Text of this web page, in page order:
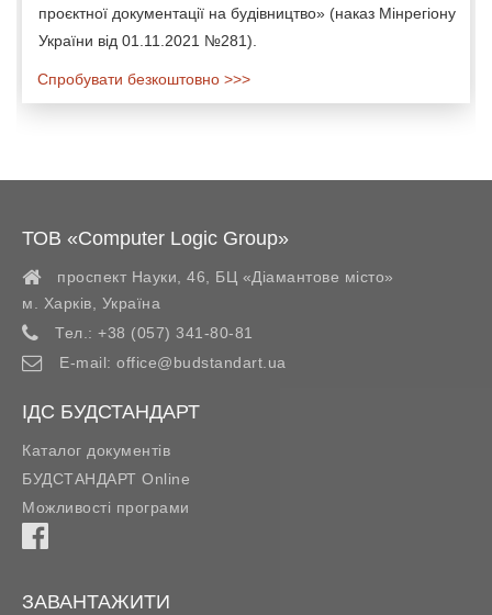
проєктної документації на будівництво» (наказ Мінрегіону
України від 01.11.2021 №281).
Спробувати безкоштовно >>>
ТОВ «Computer Logic Group»
проспект Науки, 46, БЦ «Діамантове місто»
м. Харків
Україна
Тел.: +38 (057) 341-80-81
E-mail: office@budstandart.ua
ІДС БУДСТАНДАРТ
Каталог документів
БУДСТАНДАРТ Online
Можливості програми
ЗАВАНТАЖИТИ